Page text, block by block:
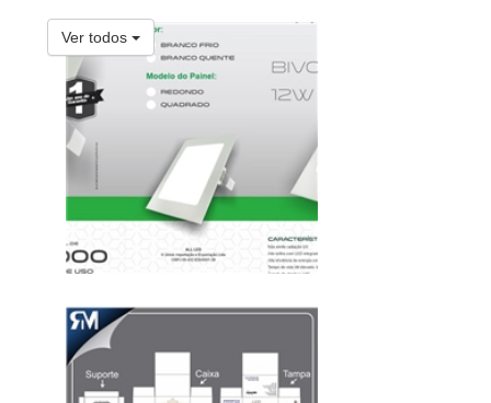
Ver todos